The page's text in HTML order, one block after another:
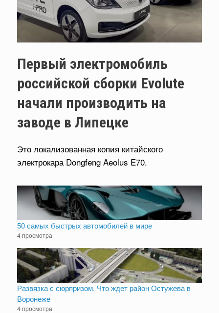
Первый электромобиль
российской сборки Evolute
начали производить на
заводе в Липецке
Это локализованная копия китайского
электрокара Dongfeng Aeolus E70.
50 самых быстрых автомобилей в мире
4 просмотра
Развязка с сюрпризом. Что ждет район Остужева в
Воронеже
4 просмотра